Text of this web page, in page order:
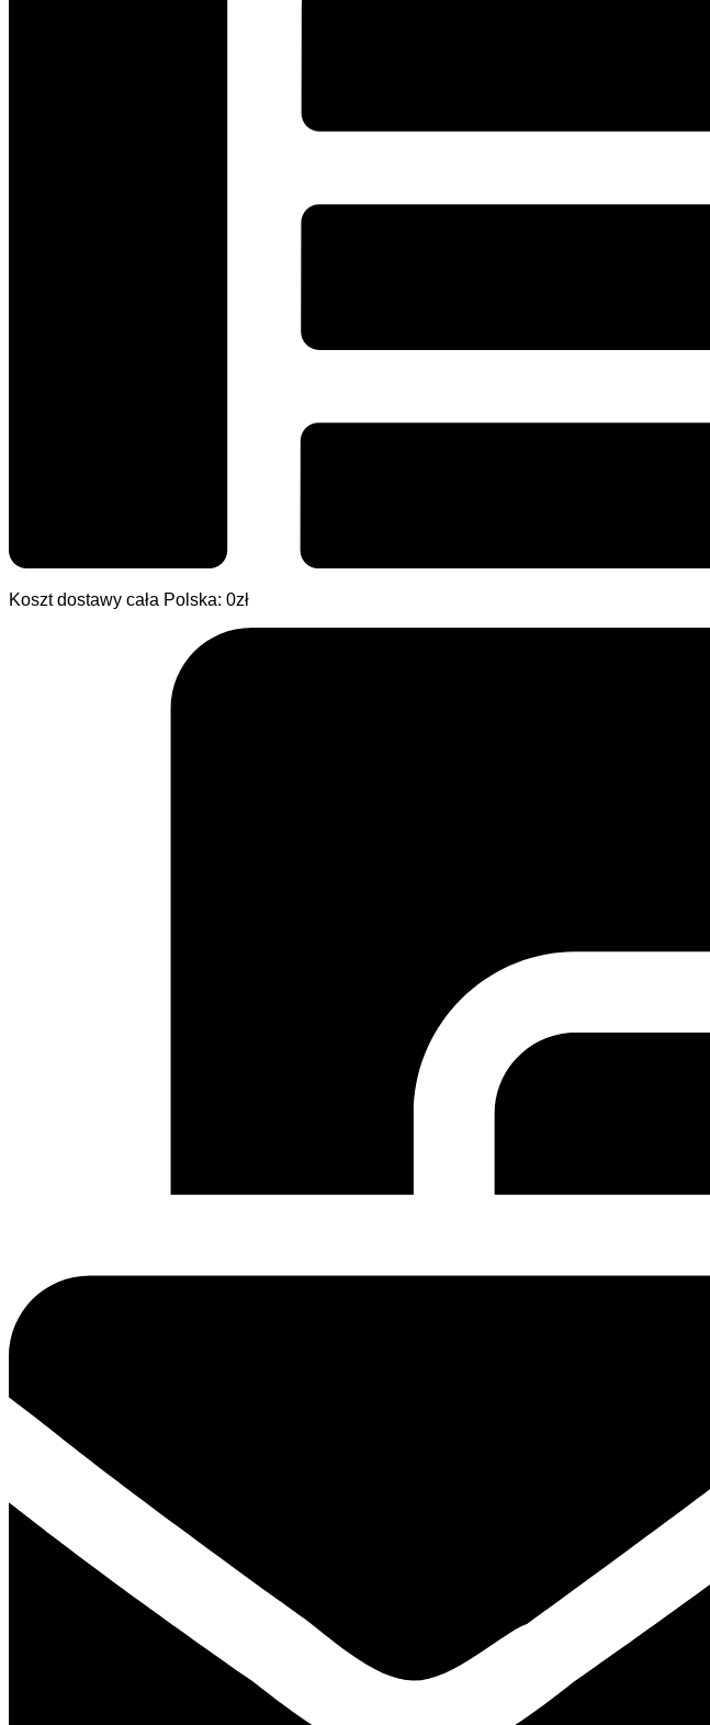
Koszt dostawy cała Polska: 0zł